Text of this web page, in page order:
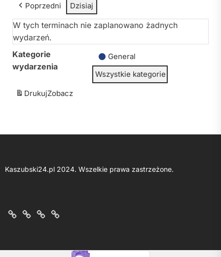
Poprzedni Dzisiaj
W tych terminach nie zaplanowano żadnych
wydarzeń.
Kategorie
wydarzenia
General
Wszystkie kategorie
DrukujZobacz
Kaszubski24.pl 2024. Wszelkie prawa zastrzeżone.
O
KontaktPolitykaRegulamin